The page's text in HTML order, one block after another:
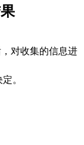
对收集的信息进
。